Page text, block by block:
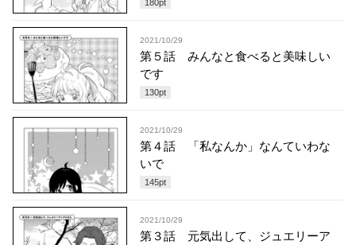
180pt
2021/10/29
第５話 みんなと食べると美味しい
です
130pt
2021/10/29
第４話 「私なんか」なんていわな
いで
145pt
2021/10/29
第３話 元気出して、ジュエリーア